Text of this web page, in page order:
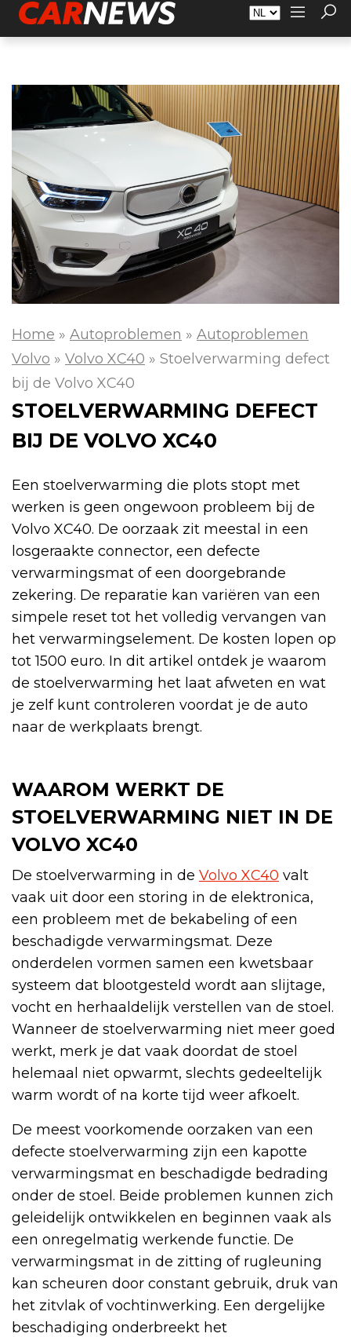
Adverteren Over Carnews.nl Contact
Home » Autoproblemen » Autoproblemen
Volvo » Volvo XC40 » Stoelverwarming defect
bij de Volvo XC40
STOELVERWARMING DEFECT
BIJ DE VOLVO XC40
Een stoelverwarming die plots stopt met
werken is geen ongewoon probleem bij de
Volvo XC40. De oorzaak zit meestal in een
losgeraakte connector, een defecte
verwarmingsmat of een doorgebrande
zekering. De reparatie kan variëren van een
simpele reset tot het volledig vervangen van
het verwarmingselement. De kosten lopen op
tot 1500 euro. In dit artikel ontdek je waarom
de stoelverwarming het laat afweten en wat
je zelf kunt controleren voordat je de auto
naar de werkplaats brengt.
WAAROM WERKT DE
STOELVERWARMING NIET IN DE
VOLVO XC40
De stoelverwarming in de Volvo XC40 valt
vaak uit door een storing in de elektronica,
een probleem met de bekabeling of een
beschadigde verwarmingsmat. Deze
onderdelen vormen samen een kwetsbaar
systeem dat blootgesteld wordt aan slijtage,
vocht en herhaaldelijk verstellen van de stoel.
Wanneer de stoelverwarming niet meer goed
werkt, merk je dat vaak doordat de stoel
helemaal niet opwarmt, slechts gedeeltelijk
warm wordt of na korte tijd weer afkoelt.
De meest voorkomende oorzaken van een
defecte stoelverwarming zijn een kapotte
verwarmingsmat en beschadigde bedrading
onder de stoel. Beide problemen kunnen zich
geleidelijk ontwikkelen en beginnen vaak als
een onregelmatig werkende functie. De
verwarmingsmat in de zitting of rugleuning
kan scheuren door constant gebruik, druk van
het zitvlak of vochtinwerking. Een dergelijke
beschadiging onderbreekt het